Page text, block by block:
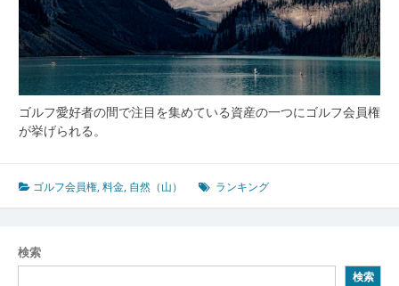
ゴルフ愛好者の間で注目を集めている資産の一つにゴルフ会員権
が挙げられる。
ゴルフ会員権,料金, 自然（山） ランキング
検索
検索